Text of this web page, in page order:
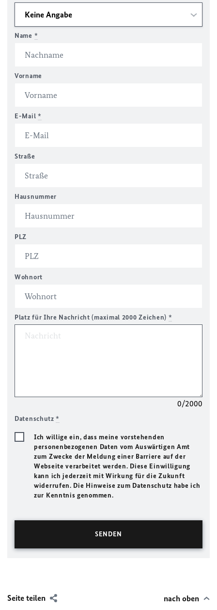
Name *
Vorname
E-Mail *
Straße
Hausnummer
PLZ
Wohnort
Platz für Ihre Nachricht (maximal 2000 Zeichen) *
0/2000
Datenschutz*
Ich willige ein, dass meine vorstehenden
personenbezogenen Daten vom Auswärtigen Amt
zum Zwecke der Meldung einer Barriere auf der
Webseite verarbeitet werden. Diese Einwilligung
kann ich jederzeit mit Wirkung für die Zukunft
widerrufen. Die Hinweise zum Datenschutz habe ich
zur Kenntnis genommen.
Seite teilen nach oben